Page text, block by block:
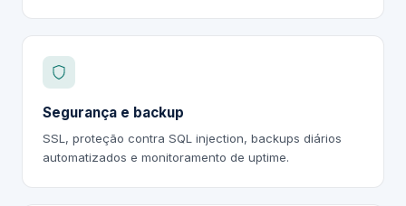
Segurança e backup
SSL, proteção contra SQL injection, backups diários
automatizados e monitoramento de uptime.